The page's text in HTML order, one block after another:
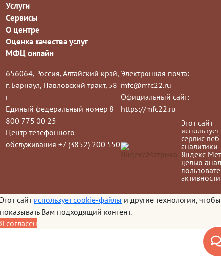
Услуги
Сервисы
О центре
Оценка качества услуг
МФЦ онлайн
656064, Россия, Алтайский край,
г. Барнаул, Павловский тракт, 58-
г
Единый федеральный номер 8
800 775 00 25
Центр телефонного
обслуживания +7 (3852) 200 550
Электронная почта:
mfc@mfc22.ru
Официальный сайт:
https://mfc22.ru
Этот сайт
использует
сервис
аналитики
Яндекс
целью
активности
Этот сайт использует cookie-файлы и другие технологии, чтобы
показывать Вам подходящий контент.
Я согласен